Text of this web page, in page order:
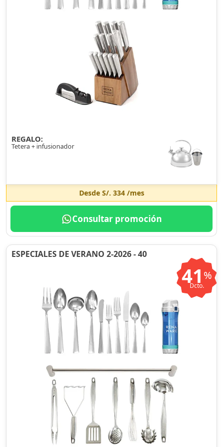
REGALO:
Tetera + infusionador
Desde S/. 334/mes
Consultar promoción
ESPECIALES DE VERANO 2-2026 - 40
41 %
Dcto.